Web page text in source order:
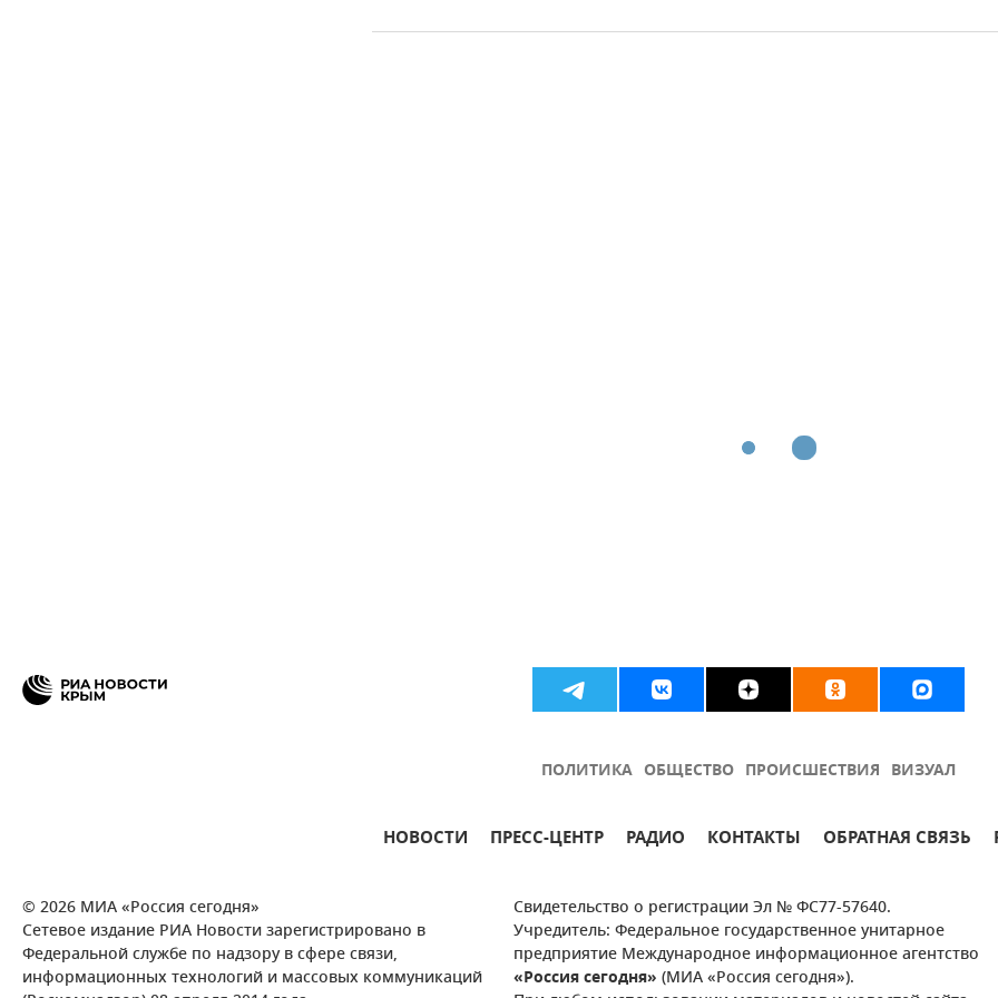
ПОЛИТИКА ОБЩЕСТВО ПРОИСШЕСТВИЯ ВИЗУАЛ
НОВОСТИ ПРЕСС-ЦЕНТР РАДИО КОНТАКТЫ ОБРАТНАЯ СВЯЗЬ
© 2026 МИА «Россия сегодня»
Сетевое издание РИА Новости зарегистрировано в
Федеральной службе по надзору в сфере связи,
информационных технологий и массовых коммуникаций
Свидетельство о регистрации Эл № ФС77-57640.
Учредитель: Федеральное государственное унитарное
предприятие Международное информационное агентство
«Россия сегодня» (МИА «Россия сегодня»).